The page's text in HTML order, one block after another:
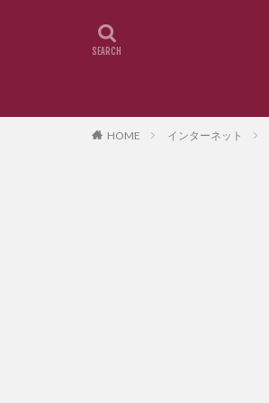
HOME インターネット